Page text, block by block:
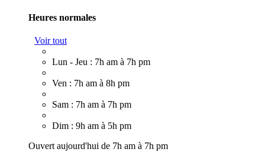
Heures normales
Voir tout
Lun - Jeu : 7h am à 7h pm
Ven : 7h am à 8h pm
Sam : 7h am à 7h pm
Dim : 9h am à 5h pm
Ouvert aujourd'hui de 7h am à 7h pm